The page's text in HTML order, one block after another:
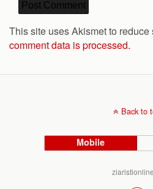
This site uses Akismet to reduce
comment data is processed.
Back to
Mobile